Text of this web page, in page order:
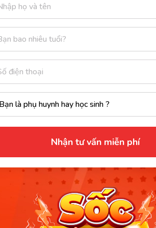
Nhận tư vấn miễn phí
doctor: bác sĩ
midwife bà đỡ/nữ hộ sinh
nurse y tá
trợ lý y tế
thuốc)
physiotherapist nhà vật lý trị liệu